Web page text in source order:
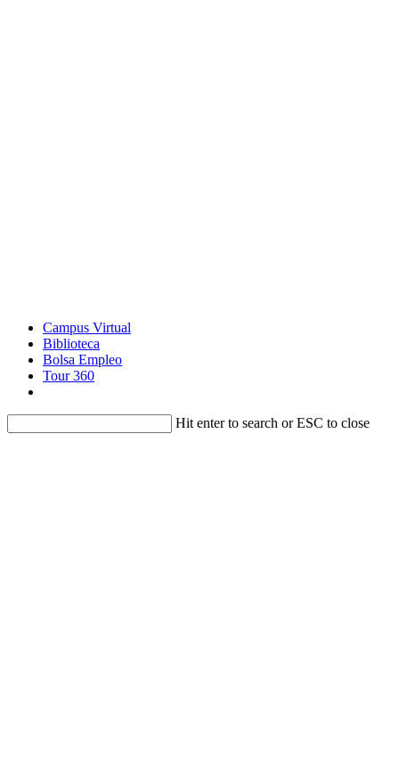
Campus Virtual
Biblioteca
Bolsa Empleo
Tour 360
Hit enter to search or ESC to close